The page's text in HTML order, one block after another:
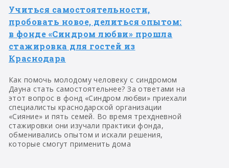
Учиться самостоятельности,
пробовать новое, делиться опытом:
в фонде «Синдром любви» прошла
стажировка для гостей из
Краснодара
Как помочь молодому человеку с синдромом
Дауна стать самостоятельнее? За ответами на
этот вопрос в фонд «Синдром любви» приехали
специалисты краснодарской организации
«Сияние» и пять семей. Во время трехдневной
стажировки они изучали практики фонда,
обменивались опытом и искали решения,
которые смогут применить дома